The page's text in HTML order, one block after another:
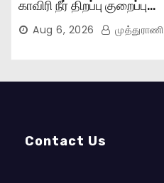
காவிரி நீர் திறப்பு குறைப்பு…
Aug 6, 2026 முத்துராணி
Contact Us